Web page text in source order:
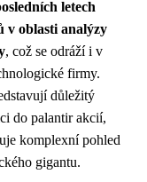
letech
v oblasti analýzy
, což se odráží i v
firmy.
důležitý
do palantir akcií,
komplexní pohled
gigantu.